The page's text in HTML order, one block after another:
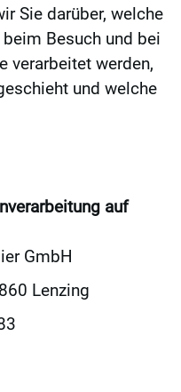
Sie darüber, welche
Besuch und bei
verarbeitet werden,
und welche
auf
GmbH
Lenzing